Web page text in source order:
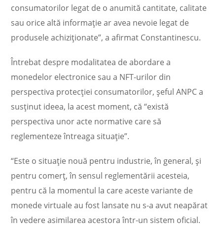
consumatorilor legat de o anumită cantitate, calitate
sau orice altă informaţie ar avea nevoie legat de
produsele achiziţionate”, a afirmat Constantinescu.
Întrebat despre modalitatea de abordare a
monedelor electronice sau a NFT-urilor din
perspectiva protecţiei consumatorilor, şeful ANPC a
susţinut ideea, la acest moment, că “există
perspectiva unor acte normative care să
reglementeze întreaga situaţie”.
“Este o situaţie nouă pentru industrie, în general, şi
pentru comerţ, în sensul reglementării acesteia,
pentru că la momentul la care aceste variante de
monede virtuale au fost lansate nu s-a avut neapărat
în vedere asimilarea acestora într-un sistem oficial.